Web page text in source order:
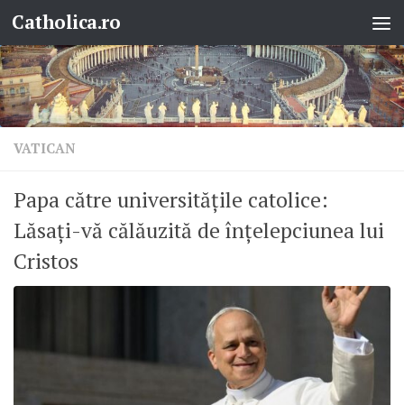
Skip to content
Catholica.ro
VATICAN
Papa către universitățile catolice:
Lăsați-vă călăuzită de înțelepciunea lui
Cristos